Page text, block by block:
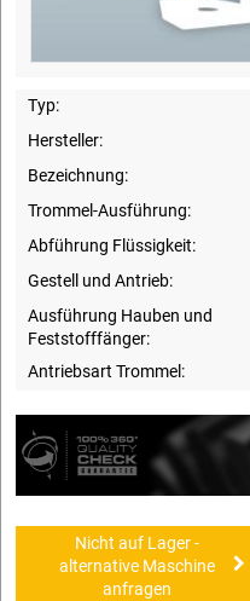
Typ:
Hersteller:
Bezeichnung:
Trommel-Ausführung:
Abführung Flüssigkeit:
Gestell und Antrieb:
Ausführung Hauben und
Feststofffänger:
Antriebsart Trommel:
Nicht auf Lager -
alternative Maschine
anfragen